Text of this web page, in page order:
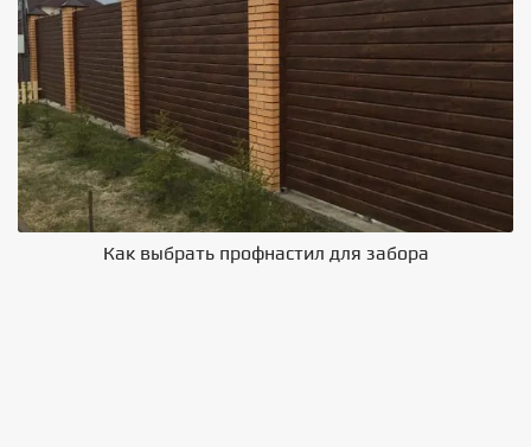
Как выбрать профнастил для забора